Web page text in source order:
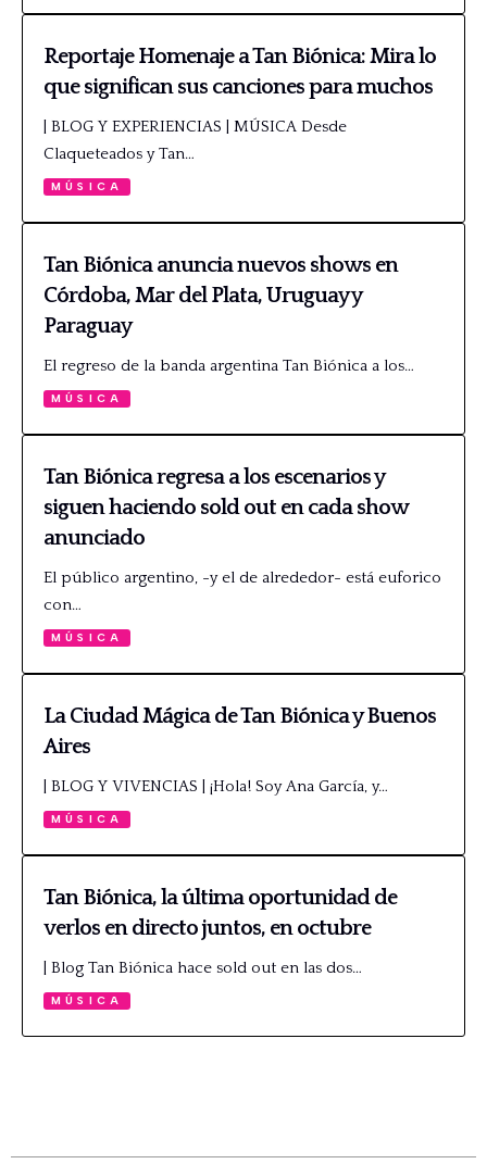
Reportaje Homenaje a Tan Biónica: Mira lo
que significan sus canciones para muchos
| BLOG Y EXPERIENCIAS | MÚSICA Desde
Claqueteados y Tan…
MÚSICA
Tan Biónica anuncia nuevos shows en
Córdoba, Mar del Plata, Uruguay y
Paraguay
El regreso de la banda argentina Tan Biónica a los…
MÚSICA
Tan Biónica regresa a los escenarios y
siguen haciendo sold out en cada show
anunciado
El público argentino, -y el de alrededor- está euforico
con…
MÚSICA
La Ciudad Mágica de Tan Biónica y Buenos
Aires
| BLOG Y VIVENCIAS | ¡Hola! Soy Ana García, y…
MÚSICA
Tan Biónica, la última oportunidad de
verlos en directo juntos, en octubre
| Blog Tan Biónica hace sold out en las dos…
MÚSICA